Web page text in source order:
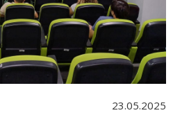
23.05.2025